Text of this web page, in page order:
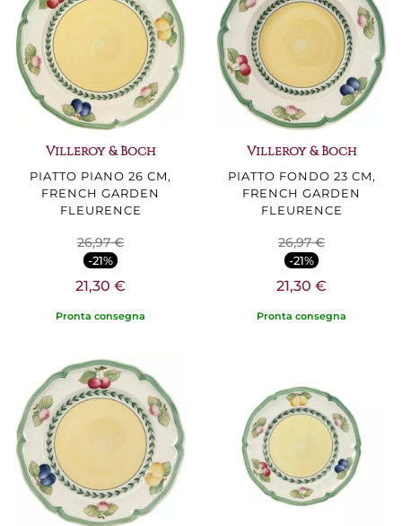
Villeroy & Boch
PIATTO PIANO 26 CM,
FRENCH GARDEN
FLEURENCE
26,97 €
-21%
21,30 €
Pronta consegna
Villeroy & Boch
PIATTO FONDO 23 CM,
FRENCH GARDEN
FLEURENCE
26,97 €
-21%
21,30 €
Pronta consegna